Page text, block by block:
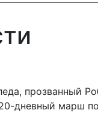
прозванный
дневный марш